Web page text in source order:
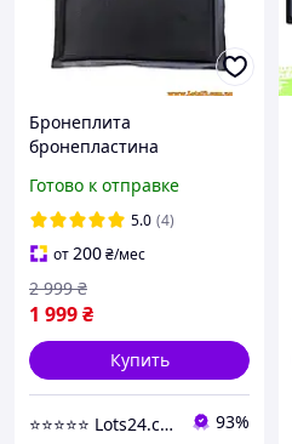
Бронеплита
бронепластина
бронеплиты
бронепластины
полиэтиленовые плиты
для бронежилета NIJ 3A
Готово к отправке
5.0 (4)
от200₴/мес
1 999₴
2 999 ₴
Купить
⭐️⭐️⭐️⭐️⭐️ Lots24.com.ua 93%